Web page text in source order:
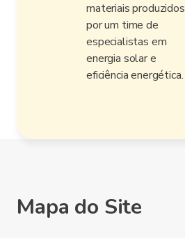
materiais produzidos
por um time de
especialistas em
energia solar e
eficiência energética.
Mapa do Site